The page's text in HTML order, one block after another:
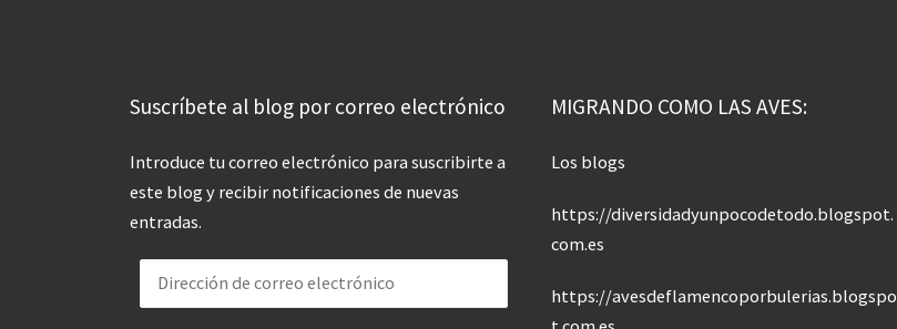
Suscríbete al blog por correo electrónico
Introduce tu correo electrónico para suscribirte a
este blog y recibir notificaciones de nuevas
entradas.
Dirección de correo electrónico
MIGRANDO COMO LAS AVES:
Los blogs
https://diversidadyunpocodetodo.blogspot.
com.es
https://avesdeflamencoporbulerias.blogspo